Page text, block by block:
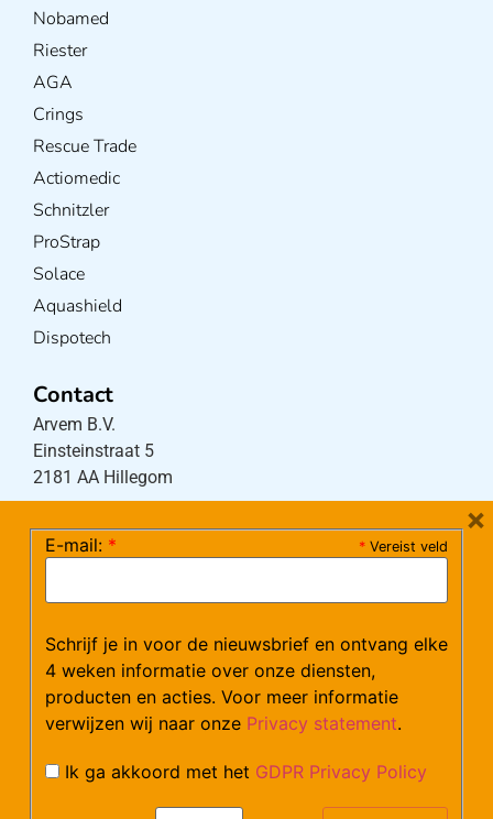
Nobamed
Riester
AGA
Crings
Rescue Trade
Actiomedic
Schnitzler
ProStrap
Solace
Aquashield
Dispotech
Contact
Arvem B.V.
Einsteinstraat 5
2181 AA Hillegom
Tel:0252-533256
08:30-16:00 uur)
Mail:
klantenservice@arvem.nl
Werken bij Arvem?
Bekijk hier onze vacatures.
* Vereist veld
E-mail: *
Schrijf je in voor de nieuwsbrief en ontvang elke
4 weken informatie over onze diensten,
producten en acties. Voor meer informatie
verwijzen wij naar onze Privacy statement.
Ik ga akkoord met het GDPR Privacy Policy
×